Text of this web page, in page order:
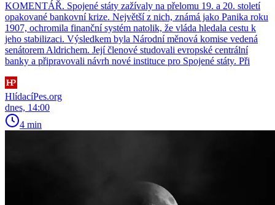
KOMENTÁŘ. Spojené státy zažívaly na přelomu 19. a 20. století
opakované bankovní krize. Největší z nich, známá jako Panika roku
1907, ochromila finanční systém natolik, že vláda hledala cestu k
jeho stabilizaci. Výsledkem byla Národní měnová komise vedená
senátorem Aldrichem. Její členové studovali evropské centrální
banky a připravovali návrh nové instituce pro Spojené státy. Při
HlídacíPes.org
dnes, 14:00
4 min